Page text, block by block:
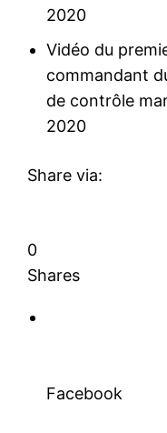
2020
Vidéo du
commandant
de contrôle
2020
Share via:
0
Shares
Facebook